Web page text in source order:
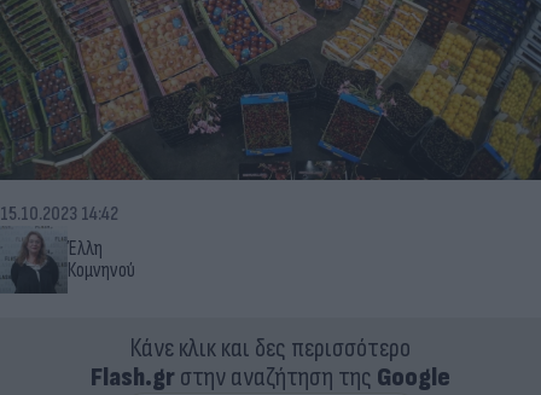
Έλλη
Κομνηνού
15.10.2023 14:42
Κάνε κλικ και δες περισσότερο
Flash.grστην αναζήτηση της Google